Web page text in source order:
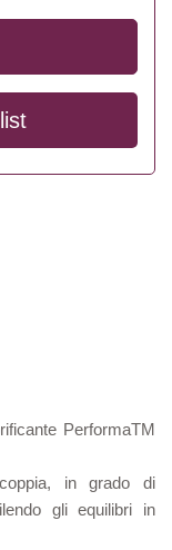
PerformaTM
in grado di
gli equilibri in